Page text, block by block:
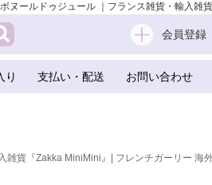
ールドゥジュール ｜フランス雑貨・輸入
会員登録
り 支払い・配送 お問い合わせ
雑貨『Zakka MiniMini』| フレンチガーリー 海